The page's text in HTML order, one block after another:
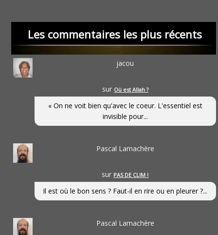
Les commentaires les plus récents
jacou
sur Où est Allah ?
« On ne voit bien qu'avec le coeur. L'essentiel est
invisible pour...
Pascal Lamachère
sur PAS DE CLIM !
Il est où le bon sens ? Faut-il en rire ou en pleurer ?...
Pascal Lamachère